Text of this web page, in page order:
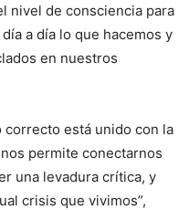
nivel de consciencia para
a día lo que hacemos y
en nuestros
correcto está unido con la
permite conectarnos
una levadura crítica, y
crisis que vivimos”,